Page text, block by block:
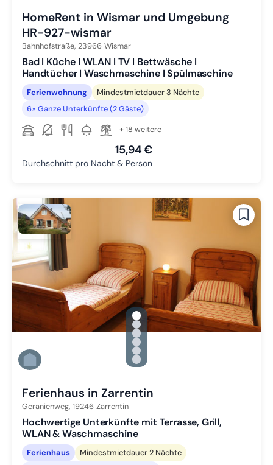
HomeRent in Wismar und Umgebung
HR-927-wismar
Bahnhofstraße, 23966 Wismar
Bad I Küche I WLAN I TV I Bettwäsche I
Handtücher I Waschmaschine I Spülmaschine
Ferienwohnung
Mindestmietdauer 3 Nächte
6× Ganze Unterkünfte (2 Gäste)
+ 18 weitere
15,94 €
Durchschnitt pro Nacht & Person
gallery.slide_selector
Zu Slide 1 wechseln
Zu Slide 2 wechseln
Zu Slide 3 wechseln
Zu Slide 4 wechseln
Zu Slide 5 wechseln
Zu Slide 6 wechseln
Ferienhaus in Zarrentin
Geranienweg, 19246 Zarrentin
Hochwertige Unterkünfte mit Terrasse, Grill,
WLAN & Waschmaschine
Ferienhaus
Mindestmietdauer 2 Nächte